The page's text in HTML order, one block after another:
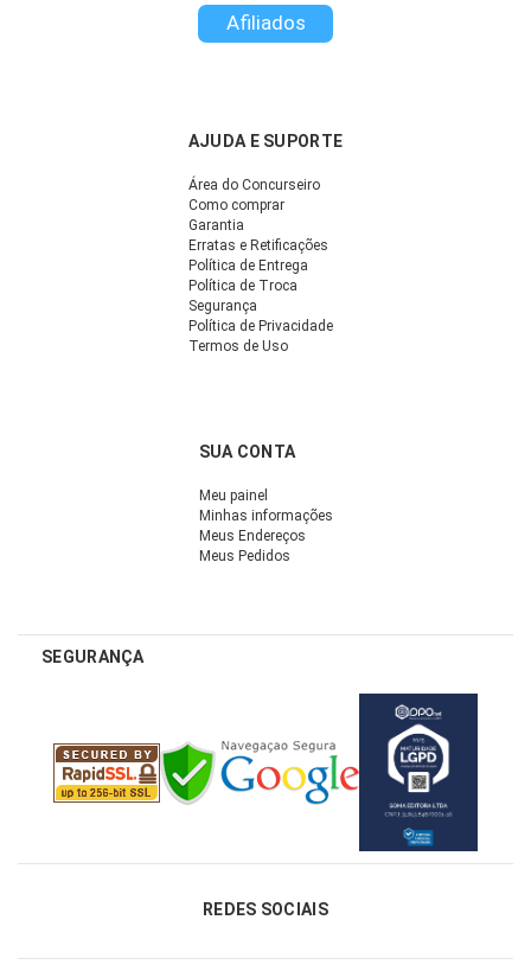
Afiliados
AJUDA E SUPORTE
Área do Concurseiro
Como comprar
Garantia
Erratas e Retificações
Política de Entrega
Política de Troca
Segurança
Política de Privacidade
Termos de Uso
SUA CONTA
Meu painel
Minhas informações
Meus Endereços
Meus Pedidos
SEGURANÇA
REDES SOCIAIS